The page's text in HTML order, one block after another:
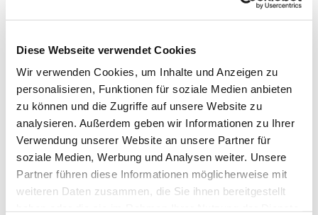
Diese Webseite verwendet Cookies
Wir verwenden Cookies, um Inhalte und Anzeigen zu
personalisieren, Funktionen für soziale Medien anbieten
zu können und die Zugriffe auf unsere Website zu
analysieren. Außerdem geben wir Informationen zu Ihrer
Verwendung unserer Website an unsere Partner für
soziale Medien, Werbung und Analysen weiter. Unsere
Partner führen diese Informationen möglicherweise mit
weiteren Daten zusammen, die Sie ihnen bereitgestellt
Zusammenarbeit zwischen Ehrenamtlichen
den Pfarreirat 6 Mitglieder.
Der Kirchenvorstandträgt Verantwortung für
die rechtlichen und wirtschaftlichen
Grundlagen der Pfarrei. Er entscheidet unter
anderem über Finanzen, Immobilien, Personal
und die Verwaltung des kirchlichen
Vermögens. Die Hälfte des Kirchenvorstands
- also 6 Mitglieder - werden im November
gewählt.